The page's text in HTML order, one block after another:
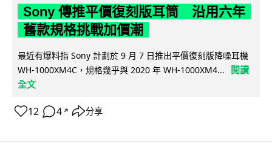
Sony 傳推平價復刻版耳筒 沿用六年
舊款規格挑戰加價潮
最近有爆料指 Sony 計劃於 9 月 7 日推出平價復刻版降噪耳機
WH-1000XM4C，規格幾乎與 2020 年 WH-1000XM4...
閱讀
全文
12 4 ↗ 分享